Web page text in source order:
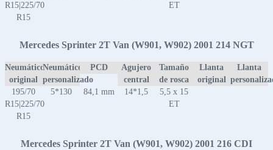
R15|225/70
R15
ET
Mercedes Sprinter 2T Van (W901, W902) 2001 214 NGT
Neumático
original
Neumático
personalizado
PCD
Agujero
central
Tamaño
de rosca
Llanta
original
Llanta
195/70
R15|225/70
R15
5*130 84,1 mm 14*1,5
5,5 x 15
ET
Mercedes Sprinter 2T Van (W901, W902) 2001 216 CDI